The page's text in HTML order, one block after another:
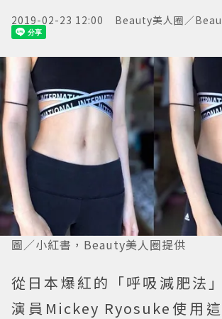
2019-02-23 12:00 Beauty美人圈／
圖／小紅書，Beauty美人圈提供
從日本爆紅的「呼吸減肥法
演員Mickey Ryosuke使用